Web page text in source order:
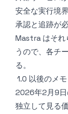
安全な実行境
承認と追跡が
Mastra はそれ
うので、各チ
る。
1.0 以後のメ
2026年2月9日
独立して見る